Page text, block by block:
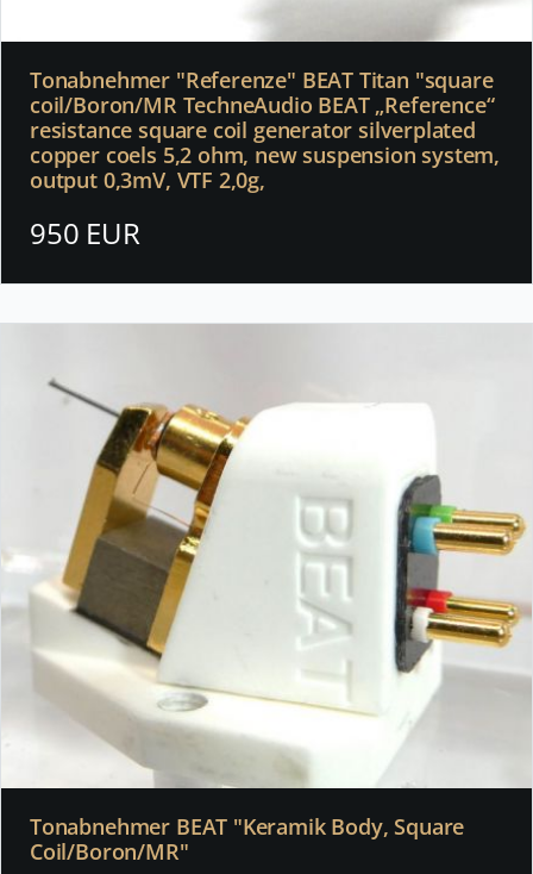
Tonabnehmer "Referenze" BEAT Titan "square
coil/Boron/MR TechneAudio BEAT „Reference“
resistance square coil generator silverplated
copper coels 5,2 ohm, new suspension system,
output 0,3mV, VTF 2,0g,
950 EUR
Tonabnehmer BEAT "Keramik Body, Square
Coil/Boron/MR"